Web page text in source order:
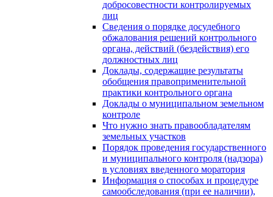
добросовестности контролируемых
лиц
Сведения о порядке досудебного
обжалования решений контрольного
органа, действий (бездействия) его
должностных лиц
Доклады, содержащие результаты
обобщения правоприменительной
практики контрольного органа
Доклады о муниципальном земельном
контроле
Что нужно знать правообладателям
земельных участков
Порядок проведения государственного
и муниципального контроля (надзора)
в условиях введенного моратория
Информация о способах и процедуре
самообследования (при ее наличии),